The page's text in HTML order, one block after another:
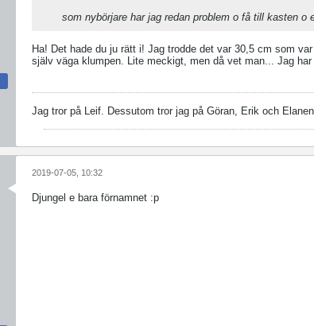
som nybörjare har jag redan problem o få till kasten
Ha! Det hade du ju rätt i! Jag trodde det var 30,5 cm som
själv väga klumpen. Lite meckigt, men då vet man... Jag
Jag tror på Leif. Dessutom tror jag på Göran, Erik och
2019-07-05, 10:32
Djungel e bara förnamnet :p